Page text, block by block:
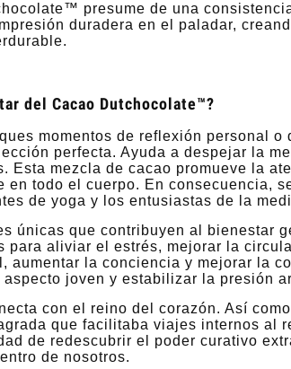
Lotion
€
35,00 €
Champú Antiloss
Caída
11,40 €
Regular price:
Notify of product
presume de una
duradera en el paladar,
del Cacao Dutchocolate™?
momentos de reflexión personal o
perfecta. Ayuda a despejar la
Esta mezcla de cacao promueve la
todo el cuerpo. En consecuencia,
de yoga y los entusiastas de la
únicas que contribuyen al bienestar
aliviar el estrés, mejorar la
aumentar la conciencia y mejorar la
joven y estabilizar la presión
con el reino del corazón. Así
que facilitaba viajes internos al
de redescubrir el poder curativo
de nosotros.